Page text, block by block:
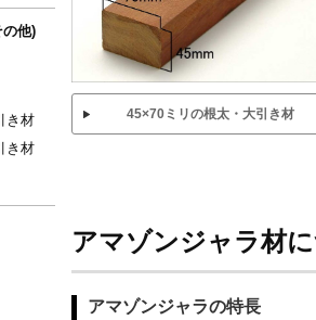
の他)
き材
き材
45×70ミリの根太・大引き材
アマゾンジャラ材
アマゾンジャラの特長